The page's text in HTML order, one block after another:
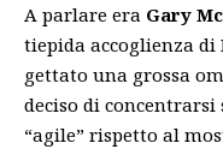
A parlare era Gary
tiepida accoglienza di
gettato una grossa
deciso di
“agile” rispetto al